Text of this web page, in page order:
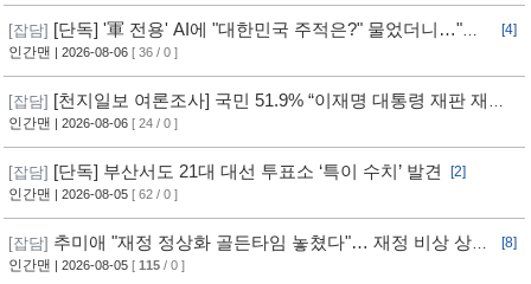
[잡담] [단독] '軍 전용' AI에 "대한민국 주적은?" 물었더니…"정
치적 사안이라 답변 제한"
[4]
인간맨 | 2026-08-06 [ 36 / 0 ]
[잡담] [천지일보 여론조사] 국민 51.9% “이재명 대통령 재판 재개
필요”
인간맨 | 2026-08-06 [ 24 / 0 ]
[잡담] [단독] 부산서도 21대 대선 투표소 ‘특이 수치’ 발견
[2]
인간맨 | 2026-08-05 [ 62 / 0 ]
[잡담] 추미애 "재정 정상화 골든타임 놓쳤다"… 재정 비상 상황
선언
[8]
인간맨 | 2026-08-05 [ 115 / 0 ]